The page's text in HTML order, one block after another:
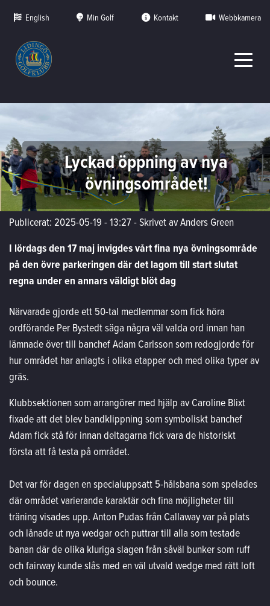
English Min Golf Kontakt Webbkamera
Lyckad öppning av nya
övningsområdet!
Publicerat: 2025-05-19 - 13:27-Skrivet av Anders Green
I lördags den 17 maj invigdes vårt fina nya övningsområde
på den övre parkeringen där det lagom till start slutat
regna under en annars väldigt blöt dag
Närvarade gjorde ett 50-tal medlemmar som fick höra
ordförande Per Bystedt säga några väl valda ord innan han
lämnade över till banchef Adam Carlsson som redogjorde för
hur området har anlagts i olika etapper och med olika typer av
gräs.
Klubbsektionen som arrangörer med hjälp av Caroline Blixt
fixade att det blev bandklippning som symboliskt banchef
Adam fick stå för innan deltagarna fick vara de historiskt
första att få testa på området.
Det var för dagen en specialuppsatt 5-hålsbana som spelades
där området varierande karaktär och fina möjligheter till
träning visades upp. Anton Pudas från Callaway var på plats
och lånade ut nya wedgar och puttrar till alla som testade
banan där de olika kluriga slagen från såväl bunker som ruff
och fairway kunde slås med en väl utvald wedge med rätt loft
och bounce.